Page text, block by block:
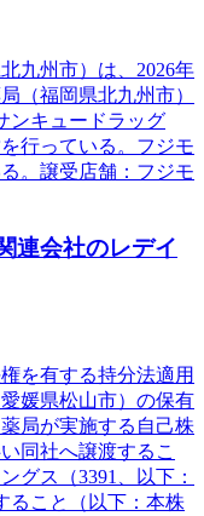
九州市）は、2026年
（福岡県北九州市）
ンキュードラッグ
行っている。フジモ
。譲受店舗：フジモ
連会社のレデイ
を有する持分法適用
媛県松山市）の保有
局が実施する自己株
同社へ譲渡するこ
グス（3391、以下：
ること（以下：本株